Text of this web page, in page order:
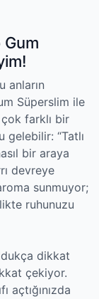
Gum
anların
Süperslim ile
farklı bir
gelebilir: “Tatlı
bir araya
devreye
sunmuyor;
ruhunuzu
dikkat
çekiyor.
açtığınızda